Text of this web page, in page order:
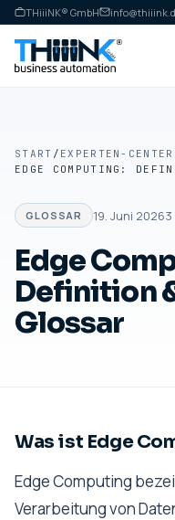
THiiiNK® GmbH
START / EXPERTEN-CENTER
GLOSSAR 19. Juni 20263
Edge
Definition
Glossar
Was ist Edge
Edge Computing
Verarbeitung von